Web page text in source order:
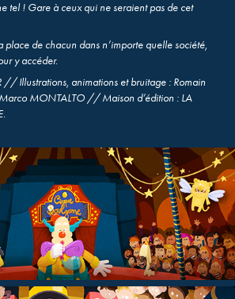
tel ! Gare à ceux qui ne seraient pas de cet
place de chacun dans n’importe quelle société,
y accéder.
// Illustrations, animations et bruitage : Romain
MONTALTO // Maison d’édition : LA